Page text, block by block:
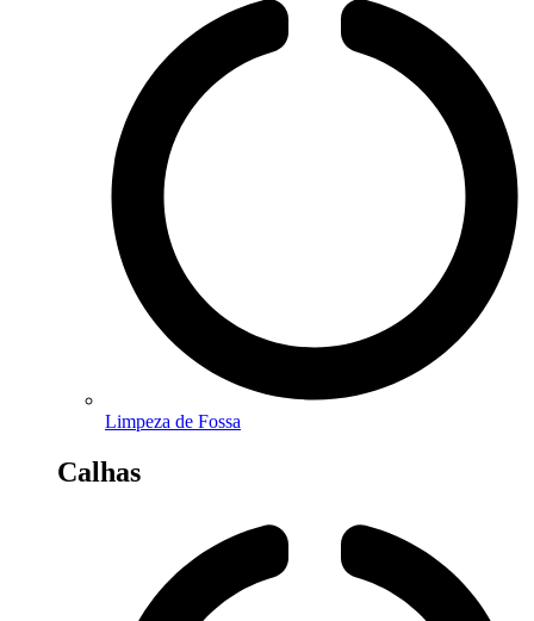
Limpeza de Fossa
Calhas